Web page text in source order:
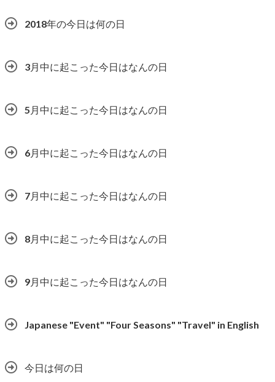
2018年の今日は何の日
3月中に起こった今日はなんの日
5月中に起こった今日はなんの日
6月中に起こった今日はなんの日
7月中に起こった今日はなんの日
8月中に起こった今日はなんの日
9月中に起こった今日はなんの日
Japanese "Event" "Four Seasons" "Travel" in English
今日は何の日